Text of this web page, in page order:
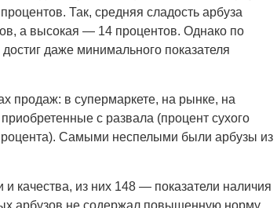
Так, средняя сладость арбуза
а высокая — 14 процентов. Однако по
даже минимального показателя
продаж: в супермаркете, на рынке, на
с развала (процент сухого
Самыми неспелыми были арбузы из
качества, из них 148 — показатели наличия
арбузов не содержал повышенную норму